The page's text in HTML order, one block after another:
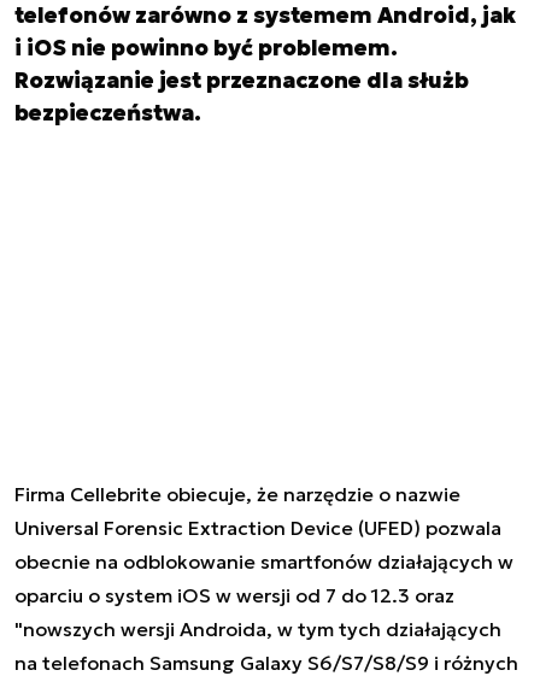
telefonów zarówno z systemem Android, jak
i iOS nie powinno być problemem.
Rozwiązanie jest przeznaczone dla służb
bezpieczeństwa.
Firma Cellebrite obiecuje, że narzędzie o nazwie
Universal Forensic Extraction Device (UFED) pozwala
obecnie na odblokowanie smartfonów działających w
oparciu o system iOS w wersji od 7 do 12.3 oraz
"nowszych wersji Androida, w tym tych działających
na telefonach Samsung Galaxy S6/S7/S8/S9 i różnych